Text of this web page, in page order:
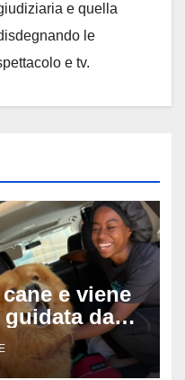
e quella
le
e tv.
e viene
guidata da
6 anni: l’ex
lotta tra la